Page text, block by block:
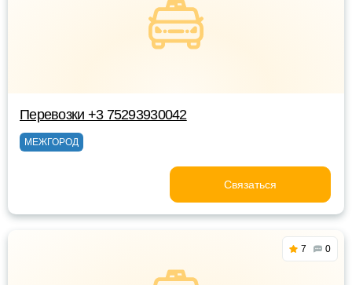
Перевозки +3 75293930042
МЕЖГОРОД
Связаться
7 0